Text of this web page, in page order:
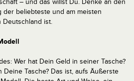
– und das willst Du. Denke an den
der beliebteste und am meisten
Deutschland ist.
Wer hat Dein Geld in seiner Tasche?
Deine Tasche? Das ist, aufs Äußerste